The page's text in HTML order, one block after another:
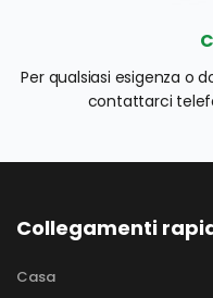
Per qualsiasi esigenza o
contattarci
Collegamenti
Casa